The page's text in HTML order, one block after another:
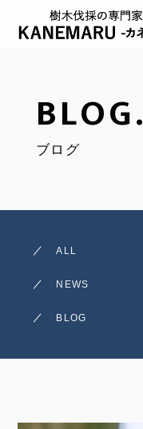
BLOG.
ブログ
ALL
NEWS
BLOG